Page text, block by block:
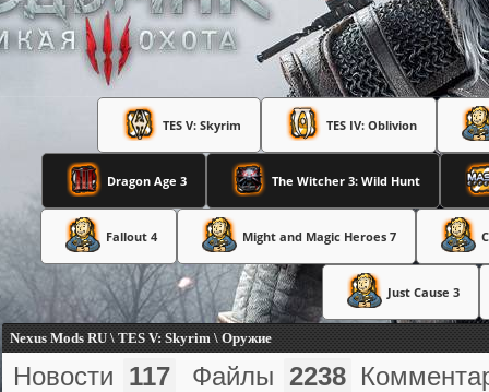
TES V: Skyrim TES IV: Oblivion
Dragon Age 3 The Witcher 3: Wild Hunt
Fallout 4 Might and Magic Heroes 7
Just Cause 3
Nexus Mods RU \ TES V: Skyrim \ Оружие
Новости 117 Файлы 2238